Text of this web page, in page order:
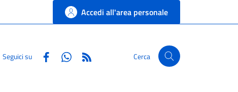
Accedi all'area personale
Seguici su FacebookWhatsapp Cerca